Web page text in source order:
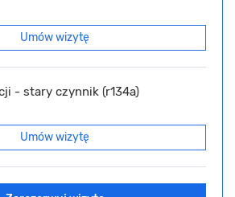
Umów wizytę
- stary czynnik (r134a)
Umów wizytę